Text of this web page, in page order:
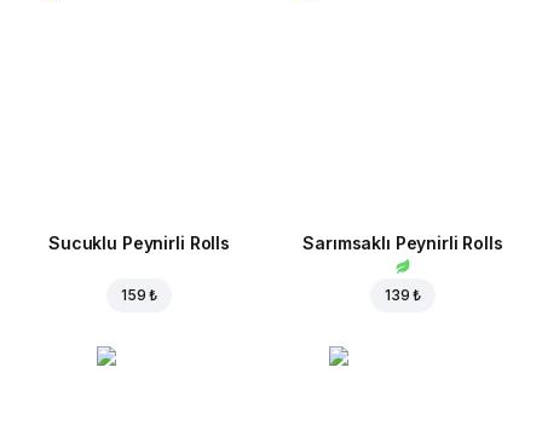
Sucuklu Peynirli Rolls
159 ₺
Sarımsaklı Peynirli Rolls
139 ₺